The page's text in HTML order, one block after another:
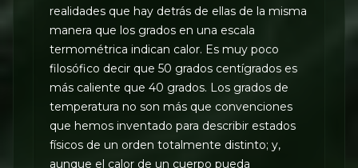
realidades que hay detrás de ellas de la misma
manera que los grados en una escala
termométrica indican calor. Es muy poco
filosófico decir que 50 grados centígrados es
más caliente que 40 grados. Los grados de
temperatura no son más que convenciones
que hemos inventado para describir estados
físicos de un orden totalmente distinto; y,
aunque el calor de un cuerpo pueda